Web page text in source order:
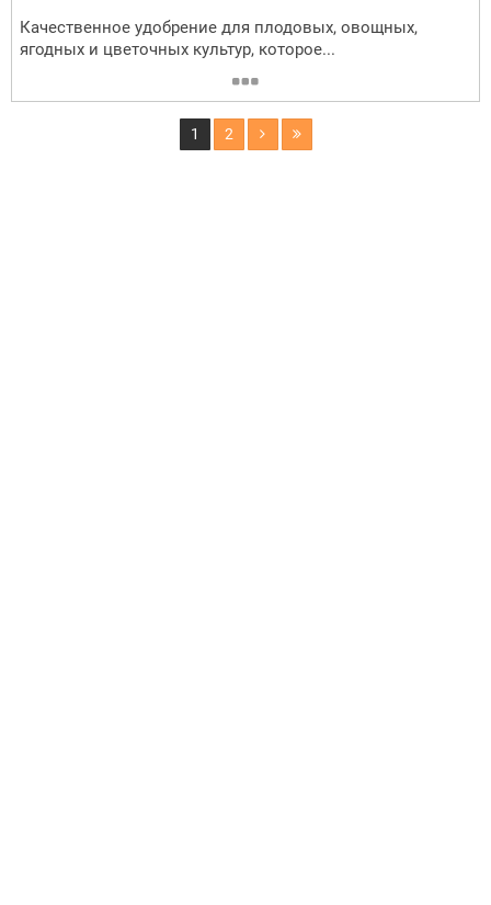
Качественное удобрение для плодовых, овощных,
ягодных и цветочных культур, которое...
1 2